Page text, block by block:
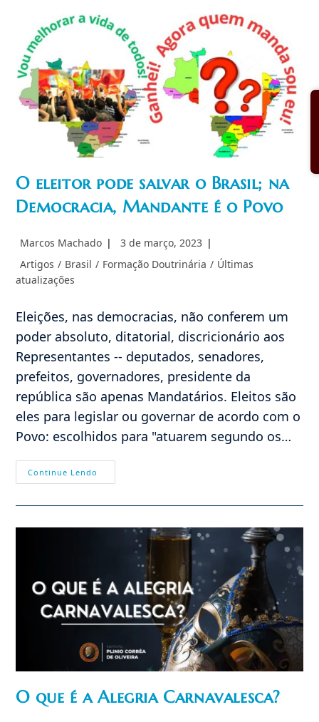
Alguma
Semelhança
Com
O eleitor pode salvar o Brasil; na
Democracia, Mandante é o Povo
Autor
post:
Marcos Machado
Post
3 de março, 2023
Categoria
do
Artigos / Brasil / Formação Doutrinária / Últimas
atualizações
Eleições, nas democracias, não conferem um
poder absoluto, ditatorial, discricionário aos
Representantes -- deputados, senadores,
prefeitos, governadores, presidente da
república são apenas Mandatários. Eleitos são
eles para legislar ou governar de acordo com o
Povo: escolhidos para "atuarem segundo os…
Continue Lendo
Eleitor
Salvar
Na
Democracia,
Mandante
Povo
O que é a Alegria Carnavalesca?